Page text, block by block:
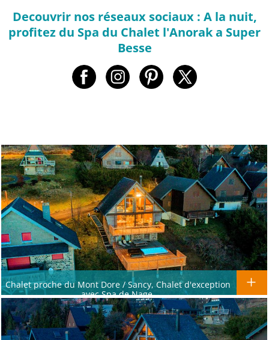
Decouvrir nos réseaux sociaux : A la nuit,
profitez du Spa du Chalet l'Anorak a Super
Besse
Chalet proche du Mont Dore / Sancy, Chalet d'exception
avec Spa de Nage.